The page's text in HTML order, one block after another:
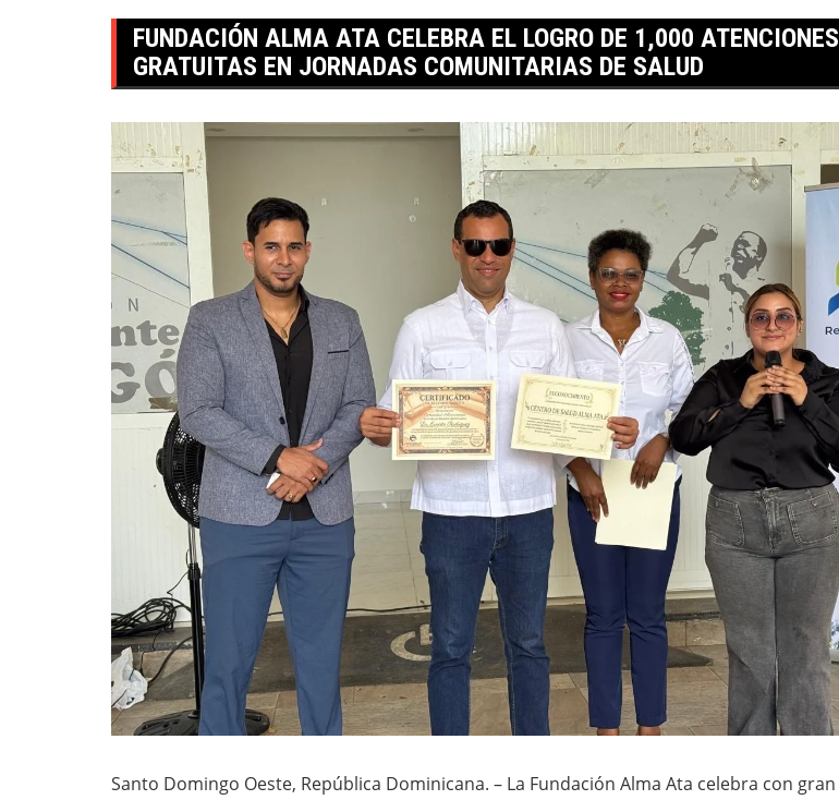
FUNDACIÓN ALMA ATA CELEBRA EL LOGRO DE 1,000 ATENCIONES
GRATUITAS EN JORNADAS COMUNITARIAS DE SALUD
Santo Domingo Oeste, República Dominicana. – La Fundación Alma Ata celebra con gran